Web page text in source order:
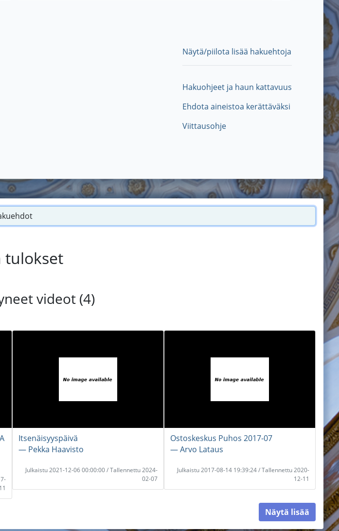
Näytä/piilota lisää hakuehtoja
Hakuohjeet ja haun kattavuus
Ehdota aineistoa kerättäväksi
Viittausohje
tulokset
videot (4)
Itsenäisyyspäivä
― Pekka Haavisto
Julkaistu 2021-12-06 00:00:00 / Tallennettu 2024-
02-07
Ostoskeskus Puhos 2017-07
― Arvo Lataus
Julkaistu 2017-08-14 19:39:24 / Tallennettu 2020-
12-11
Näytä lisää